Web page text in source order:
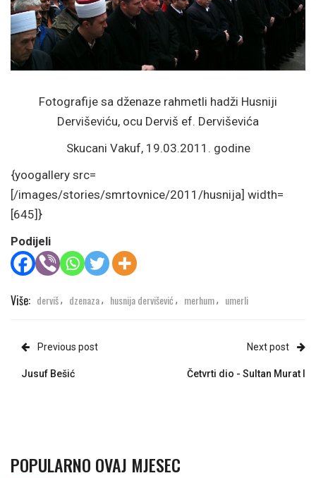
Fotografije sa dženaze rahmetli hadži Husniji
Derviševiću, ocu Derviš ef. Derviševića
Skucani Vakuf, 19.03.2011. godine
{yoogallery src=
[/images/stories/smrtovnice/2011/husnija] width=
[645]}
Podijeli
Više: derviš, dzenaza, husnija dervišević , merhum, umerli
Previous post
Jusuf Bešić
Next post
Četvrti dio - Sultan Murat I
POPULARNO OVAJ MJESEC